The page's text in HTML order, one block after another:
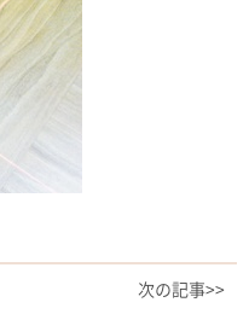
次の記事>>